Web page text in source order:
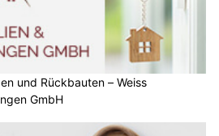
und Rückbauten – Weiss
GmbH